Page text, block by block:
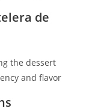
de
the dessert
and flavor